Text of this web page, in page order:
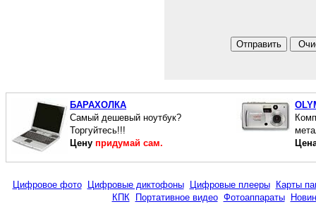
БАРАХОЛКА
Cамый дешевый ноутбук?
Торгуйтесь!!!
Цену придумай сам.
Цифровое фото Цифровые диктофоны Цифровые плееры
Карты
КПК
Портативное видео Фотоаппараты